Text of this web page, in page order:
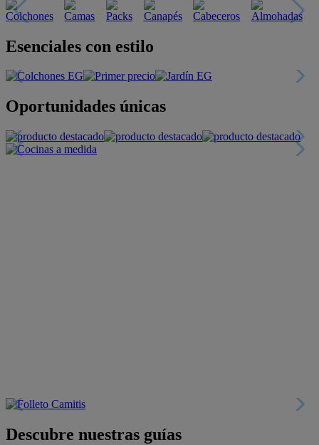
Esenciales con estilo
Oportunidades únicas
Descubre nuestras guías